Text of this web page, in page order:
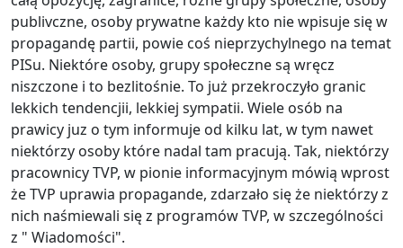
publivczne, osoby prywatne każdy kto nie wpisuje się w
propagandę partii, powie coś nieprzychylnego na temat
PISu. Niektóre osoby, grupy społeczne są wręcz
niszczone i to bezlitośnie. To już przekroczyło granic
lekkich tendencjii, lekkiej sympatii. Wiele osób na
prawicy juz o tym informuje od kilku lat, w tym nawet
niektórzy osoby które nadal tam pracują. Tak, niektórzy
pracownicy TVP, w pionie informacyjnym mówią wprost
że TVP uprawia propagande, zdarzało się że niektórzy z
nich naśmiewali się z programów TVP, w szczególności
z " Wiadomości".